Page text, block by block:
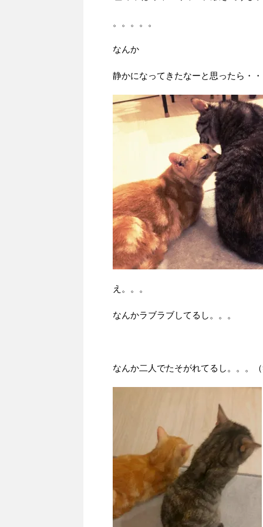
。。。。。
なんか
静かになってきたなーと思ったら・
え。。。
なんかラブラブしてるし。。。
なんか二人でたそがれてるし。。。